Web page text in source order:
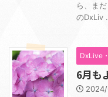
ら、ま
のDxLiv
DxLive
6月も